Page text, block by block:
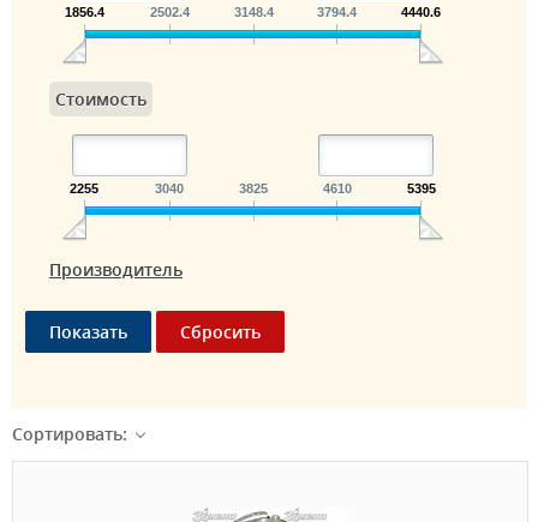
1856.4 2502.4 3148.4 3794.4 4440.6
Стоимость
2255 3040 3825 4610 5395
Производитель
Сортировать: